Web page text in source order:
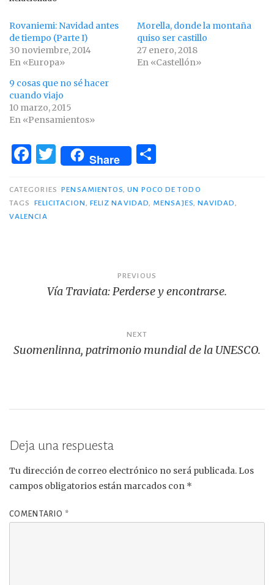
Rovaniemi: Navidad antes
de tiempo (Parte I)
30 noviembre, 2014
En «Europa»
Morella, donde la montaña
quiso ser castillo
27 enero, 2018
En «Castellón»
9 cosas que no sé hacer
cuando viajo
10 marzo, 2015
En «Pensamientos»
F
c
e
T
w
it
te
Share
m
p
CATEGORIES PENSAMIENTOS,UN POCO DE TODO
TAGS
FELICITACION, FELIZ NAVIDAD, MENSAJES, NAVIDAD,
VALENCIA
PREVIOUS
Vía Traviata: Perderse y encontrarse.
NEXT
Suomenlinna, patrimonio mundial de la UNESCO.
Deja una respuesta
Tu dirección de correo electrónico no será publicada. Los
campos obligatorios están marcados con *
COMENTARIO *